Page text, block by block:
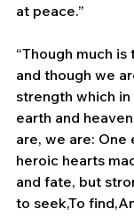
at peace.”
“Though much
and though we
strength which
earth and
are, we are:
heroic hearts
and fate, but
to seek,To